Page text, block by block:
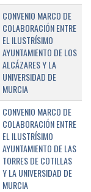
CONVENIO MARCO DE
COLABORACIÓN ENTRE
EL ILUSTRÍSIMO
AYUNTAMIENTO DE LOS
ALCÁZARES Y LA
UNIVERSIDAD DE
MURCIA
CONVENIO MARCO DE
COLABORACIÓN ENTRE
EL ILUSTRÍSIMO
AYUNTAMIENTO DE LAS
TORRES DE COTILLAS
Y LA UNIVERSIDAD DE
MURCIA